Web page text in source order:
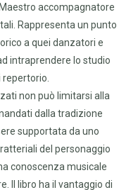
accompagnatore
Rappresenta un punto
a quei danzatori e
intraprendere lo studio
non può limitarsi alla
dalla tradizione
supportata da uno
del personaggio
conoscenza musicale
Il libro ha il vantaggio di